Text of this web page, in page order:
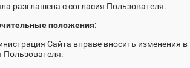
разглашена с согласия Пользователя.
положения:
Сайта вправе вносить изменения
Пользователя.